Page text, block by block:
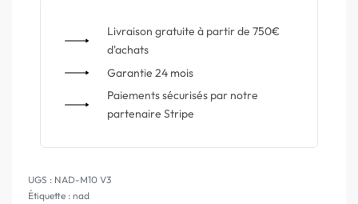
Livraison gratuite à partir de 750€
d'achats
Garantie 24 mois
Paiements sécurisés par notre
partenaire Stripe
NAD-M10 V3
Étiquette : nad